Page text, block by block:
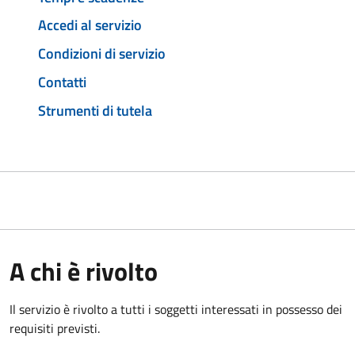
Accedi al servizio
Condizioni di servizio
Contatti
Strumenti di tutela
A chi è rivolto
Il servizio è rivolto a tutti i soggetti interessati in possesso dei
requisiti previsti.